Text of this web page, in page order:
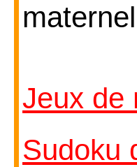
Jeux de
Sudoku